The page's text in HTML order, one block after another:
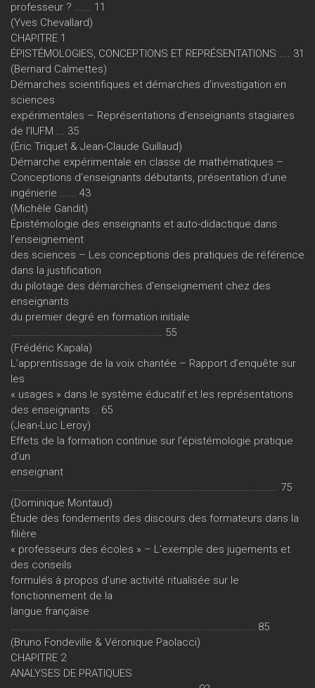
professeur ? ...... 11
(Yves Chevallard)
CHAPITRE 1
ÉPISTÉMOLOGIES, CONCEPTIONS ET REPRÉSENTATIONS .... 31
(Bernard Calmettes)
Démarches scientifiques et démarches d’investigation en
sciences
expérimentales – Représentations d’enseignants stagiaires
de l’IUFM ... 35
(Éric Triquet & Jean-Claude Guillaud)
Démarche expérimentale en classe de mathématiques –
Conceptions d’enseignants débutants, présentation d’une
ingénierie ...... 43
(Michèle Gandit)
Épistémologie des enseignants et auto-didactique dans
l’enseignement
des sciences – Les conceptions des pratiques de référence
dans la justification
du pilotage des démarches d'enseignement chez des
enseignants
du premier degré en formation initiale
...................................................... 55
(Frédéric Kapala)
L’apprentissage de la voix chantée – Rapport d’enquête sur
les
« usages » dans le système éducatif et les représentations
des enseignants .. 65
(Jean-Luc Leroy)
Effets de la formation continue sur l’épistémologie pratique
d’un
enseignant
............................................................................................... 75
(Dominique Montaud)
Étude des fondements des discours des formateurs dans la
filière
« professeurs des écoles » – L’exemple des jugements et
des conseils
formulés à propos d’une activité ritualisée sur le
fonctionnement de la
langue française
....................................................................................... 85
(Bruno Fondeville & Véronique Paolacci)
CHAPITRE 2
ANALYSES DE PRATIQUES